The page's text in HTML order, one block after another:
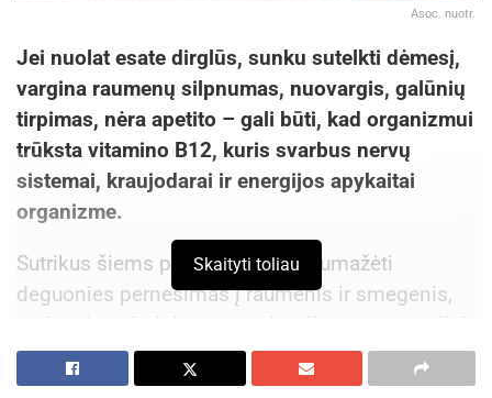
Asoc. nuotr.
Jei nuolat esate dirglūs, sunku sutelkti dėmesį,
vargina raumenų silpnumas, nuovargis, galūnių
tirpimas, nėra apetito – gali būti, kad organizmui
trūksta vitamino B12, kuris svarbus nervų
sistemai, kraujodarai ir energijos apykaitai
organizme.
Sutrikus šiems procesams gali sumažėti
deguonies pernešimas į raumenis ir smegenis,
atsirasti nuolatinis nuovargis, silpnumas, sutrikti
koncentracija, kamuoti nemiga, sunkiai
apibūdinama „migla“ galvoje, sako sveikatos
Skaityti toliau